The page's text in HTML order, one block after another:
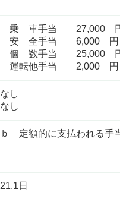
乗 車手当 27,000 円
安 全手当 6,000 円
個 数手当 25,000 円
運転他手当 2,000 円
なし
なし
ｂ 定額的に支払われる
21.1日